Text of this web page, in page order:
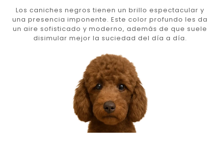
Los caniches negros tienen un brillo espectacular y
una presencia imponente. Este color profundo les da
un aire sofisticado y moderno, además de que suele
disimular mejor la suciedad del día a día.